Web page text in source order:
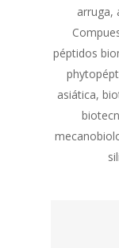
arruga,
péptidos
asiática,